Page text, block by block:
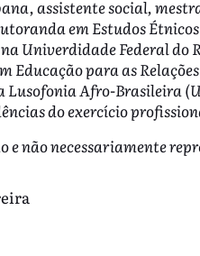
assistente social,
em Estudos
Univerdidade Federal do
Educação para as
Afro-Brasileira
do exercício
e não necessariamente